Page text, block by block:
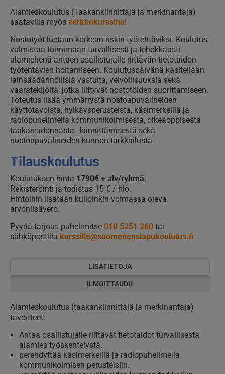
Alamieskoulutus (Taakankiinnittäjä ja merkinantaja)
saatavilla myös verkkokurssina!
Nostotyöt luetaan korkean riskin työtehtäviksi. Koulutus
valmistaa toimimaan turvallisesti ja tehokkaasti
alamiehenä antaen osallistujalle riittävän tietotaidon
työtehtävien hoitamiseen. Koulutuspäivänä käsitellään
lainsäädännöllisiä vastuita, velvollisuuksia sekä
vaaratekijöitä, jotka liittyvät nostotöiden suorittamiseen.
Toteutus lisää ymmärrystä nostoapuvälineiden
käyttötavoista, hylkäysperusteista, käsimerkeillä ja
radiopuhelimella kommunikoimisesta, oikeaoppisesta
taakansidonnasta, -kiinnittämisestä sekä
nostoapuvälineiden kunnon tarkkailusta.
Tilauskoulutus
Koulutuksen hinta 1790€ + alv/ryhmä.
Rekisteröinti ja todistus 15 € / hlö.
Hintoihin lisätään kulloinkin voimassa oleva
arvonlisävero.
Pyydä tarjous puhelimitse 010 5251 260 tai
sähköpostilla kurssille@suomenensiapukoulutus.fi
LISÄTIETOJA
ILMOITTAUDU
Alamieskoulutus (taakankiinnittäjä ja merkinantaja)
tavoitteet:
Antaa osallistujalle riittävät tietotaidot turvallisesta
alamies työskentelystä.
perehdyttää käsimerkeillä ja radiopuhelimella
kommunikoimisen perusteisiin.